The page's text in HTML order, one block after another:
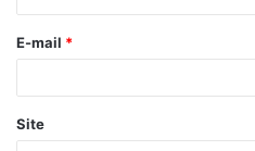
*
E-mail *
Site